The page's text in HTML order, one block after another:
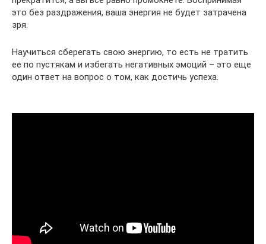
это без раздражения, ваша энергия не будет затрачена
зря.
Научиться сберегать свою энергию, то есть не тратить
ее по пустякам и избегать негативных эмоций – это еще
один ответ на вопрос о том, как достичь успеха.